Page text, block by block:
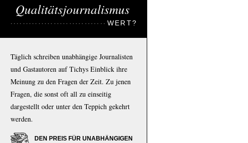
Qualitätsjournalismus
WERT?
Täglich schreiben unabhängige Journalisten
und Gastautoren auf Tichys Einblick ihre
Meinung zu den Fragen der Zeit. Zu jenen
Fragen, die sonst oft all zu einseitig
dargestellt oder unter den Teppich gekehrt
werden.
DEN PREIS FÜR UNABHÄNGIGEN